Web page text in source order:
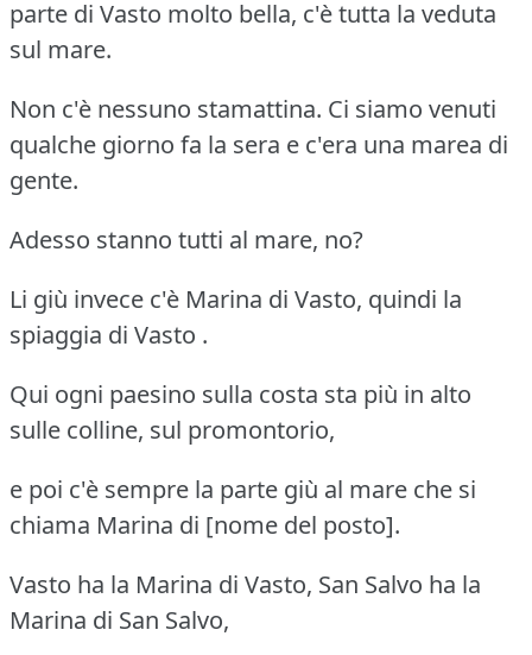
parte di Vasto molto bella, c'è tutta la veduta
sul mare.
Non c'è nessuno stamattina. Ci siamo venuti
qualche giorno fa la sera e c'era una marea di
gente.
Adesso stanno tutti al mare, no?
Li giù invece c'è Marina di Vasto, quindi la
spiaggia di Vasto .
Qui ogni paesino sulla costa sta più in alto
sulle colline, sul promontorio,
e poi c'è sempre la parte giù al mare che si
chiama Marina di [nome del posto].
Vasto ha la Marina di Vasto, San Salvo ha la
Marina di San Salvo,